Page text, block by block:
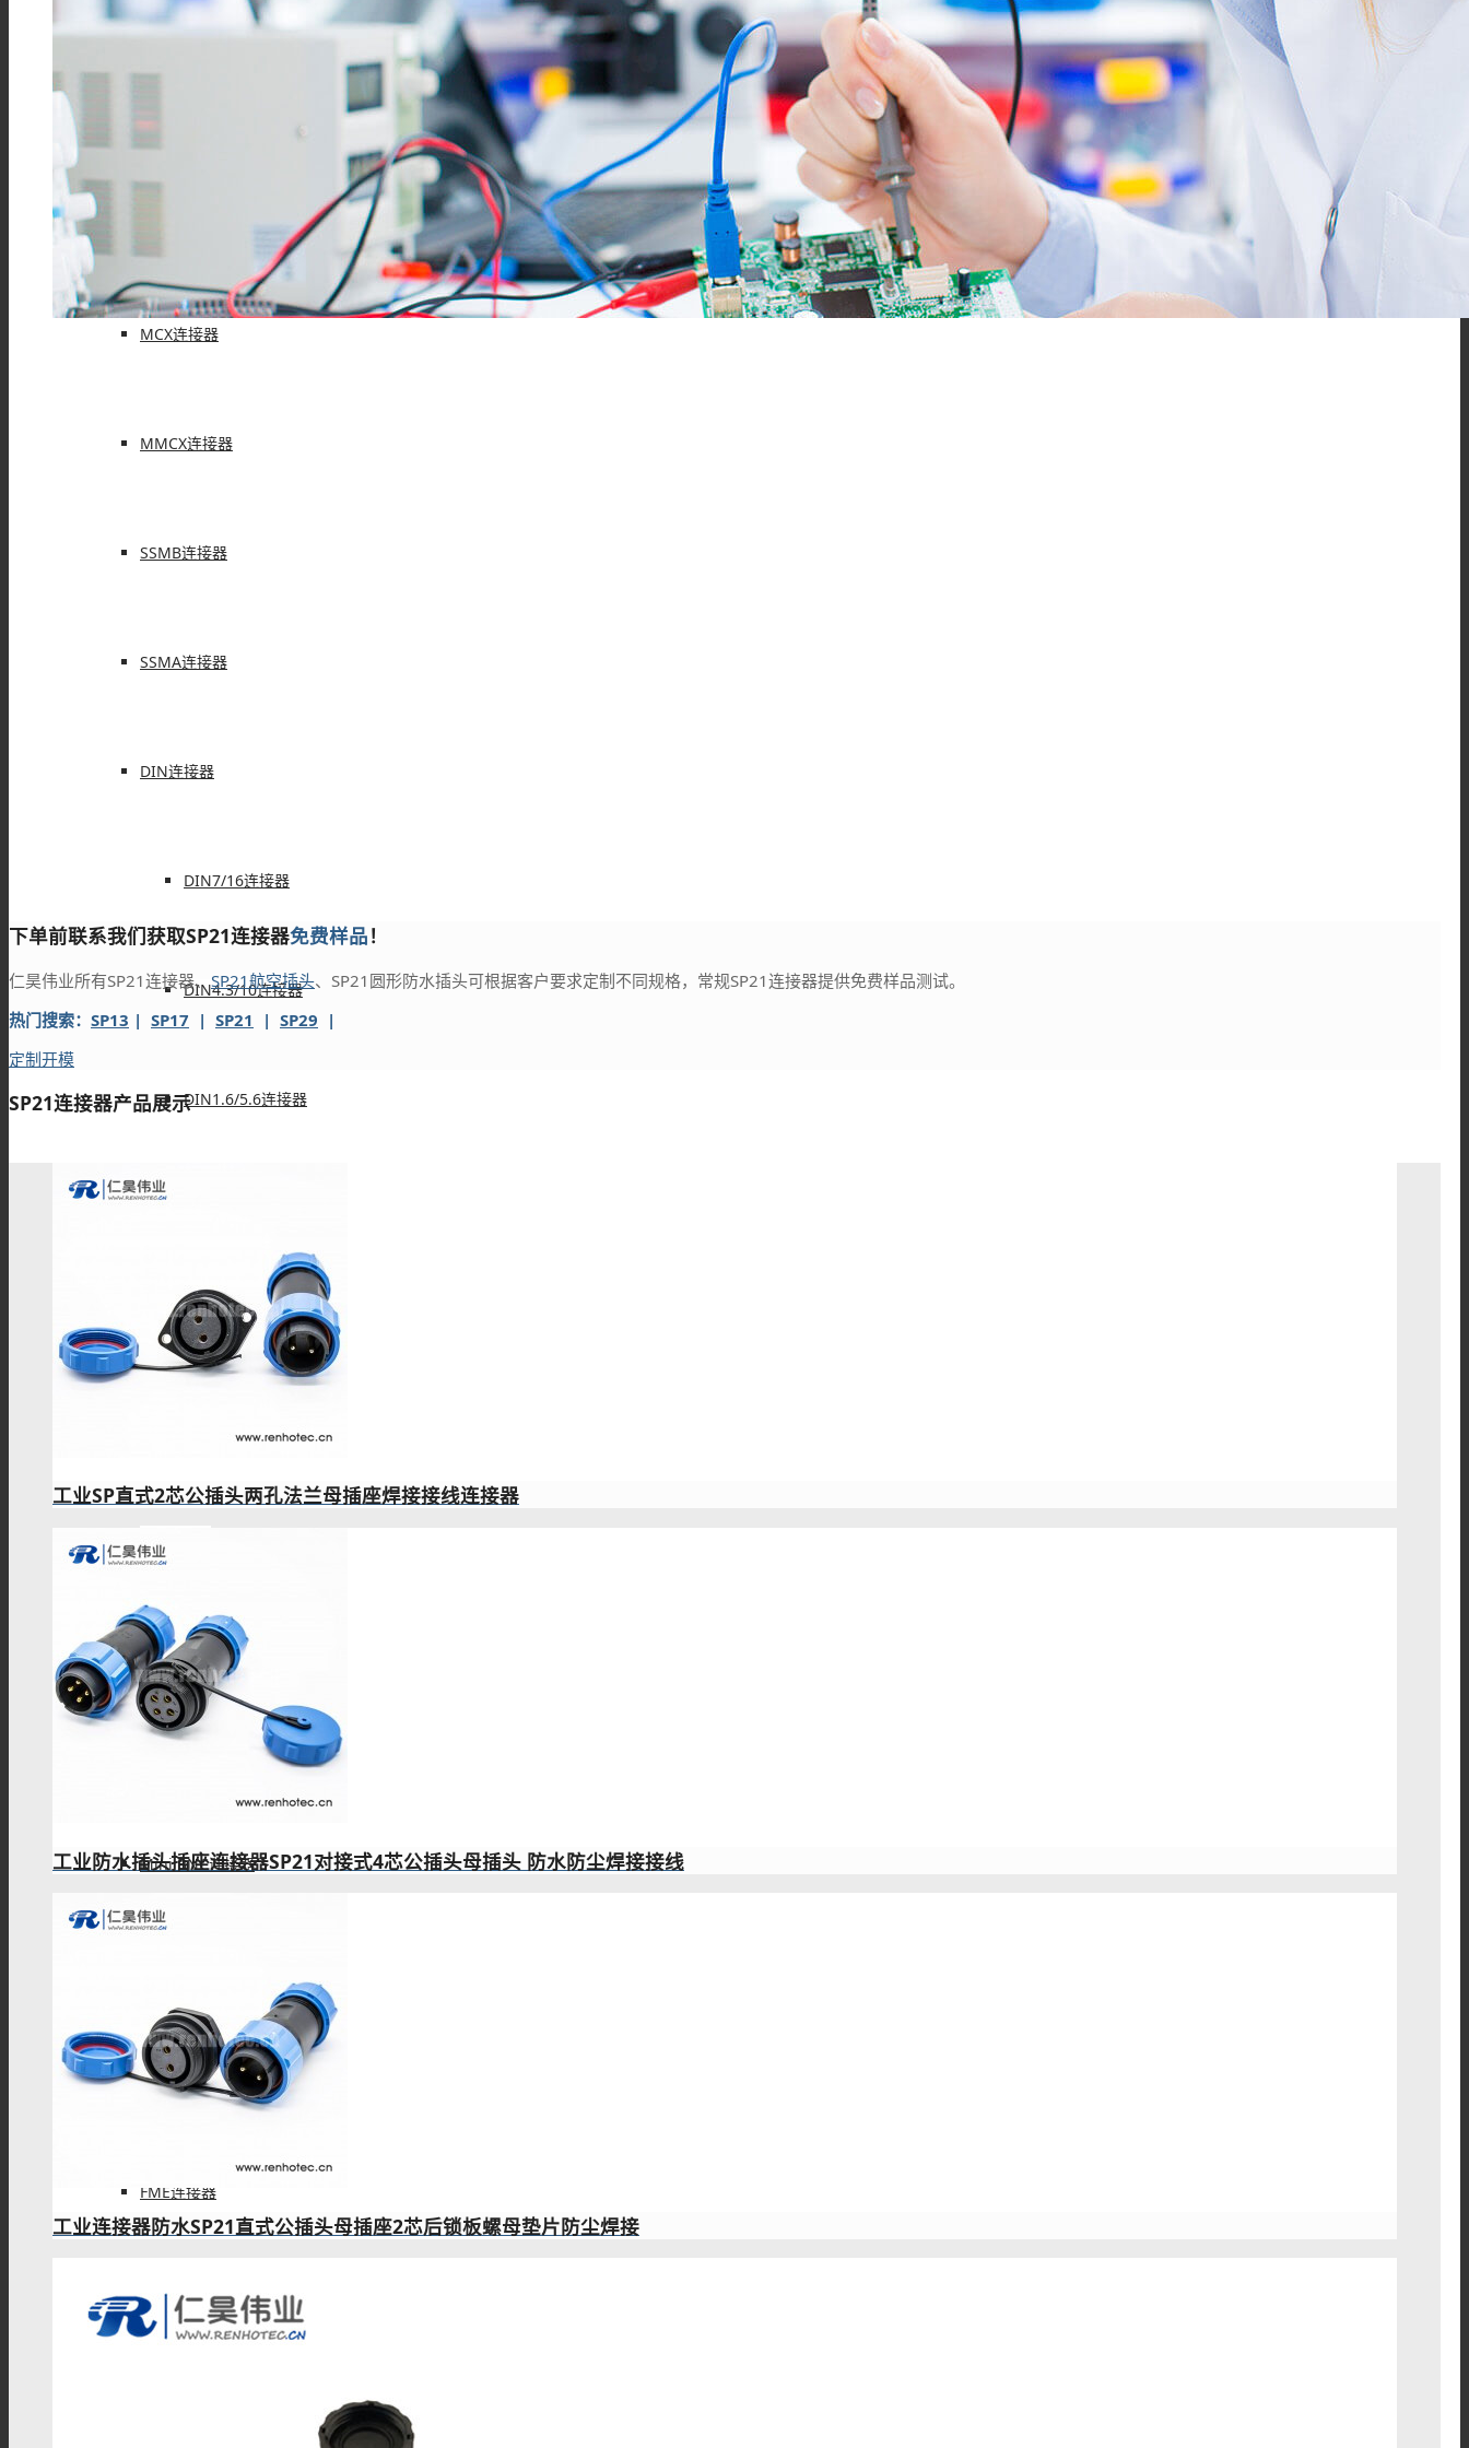
F型连接器
N型连接器
MCX连接器
MMCX连接器
SSMB连接器
SSMA连接器
DIN连接器
DIN7/16连接器
DIN4.3/10连接器
DIN1.6/5.6连接器
SHV连接器
MHV连接器
Mini BNC连接器
L9(1.6/5.6)连接器
FME连接器
QMA 连接器
下单前联系我们获取SP21连接器免费样品！
仁昊伟业所有SP21连接器、SP21航空插头、SP21圆形防水插头可根据客户要求定制不同规格，常规SP21连接器提供免费样品测试。
热门搜索： SP13 | SP17 | SP21 | SP29 |
定制开模
SP21连接器产品展示
工业SP直式2芯公插头两孔法兰母插座焊接接线连接器
工业防水插头插座连接器SP21对接式4芯公插头母插头 防水防尘焊接接线
工业连接器防水SP21直式公插头母插座2芯后锁板螺母垫片防尘焊接